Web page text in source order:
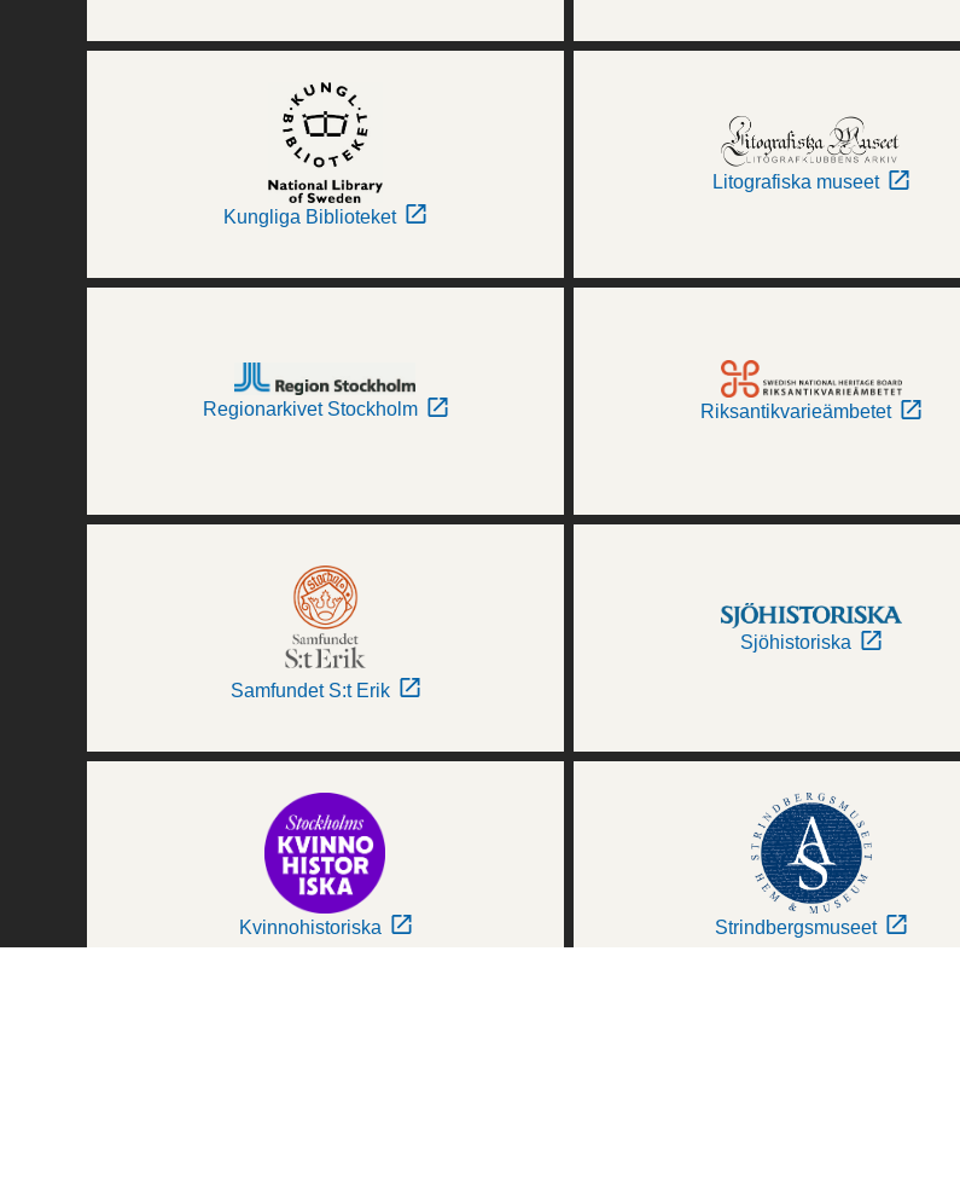
Kungliga Biblioteket
Litografiska museet
Regionarkivet Stockholm Riksantikvarieämbetet
Samfundet S:t Erik
Sjöhistoriska
Kvinnohistoriska Strindbergsmuseet